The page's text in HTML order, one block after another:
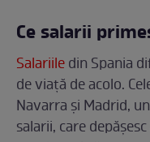
Ce salarii
Salariiledin Spania
de viață de acolo.
Navarra și Madrid,
salarii, care